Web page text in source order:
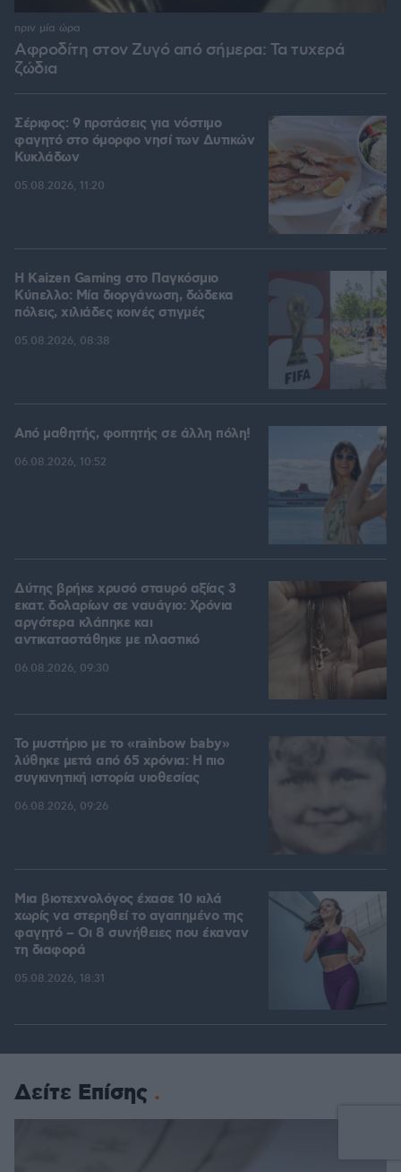
Αφροδίτη στον Ζυγό από σήμερα: Τα τυχερά
ζώδια
πριν μία ώρα
Σέριφος: 9 προτάσεις για νόστιμο
φαγητό στο όμορφο νησί των Δυτικών
Κυκλάδων
05.08.2026, 11:20
H Kaizen Gaming στο Παγκόσμιο
Kύπελλο: Μία διοργάνωση, δώδεκα
πόλεις, χιλιάδες κοινές στιγμές
05.08.2026, 08:38
Από μαθητής, φοιτητής σε άλλη πόλη!
06.08.2026, 10:52
Δύτης βρήκε χρυσό σταυρό αξίας 3
εκατ. δολαρίων σε ναυάγιο: Χρόνια
αργότερα κλάπηκε και
αντικαταστάθηκε με πλαστικό
06.08.2026, 09:30
Το μυστήριο με το «rainbow baby»
λύθηκε μετά από 65 χρόνια: Η πιο
συγκινητική ιστορία υιοθεσίας
06.08.2026, 09:26
Μια βιοτεχνολόγος έχασε 10 κιλά
χωρίς να στερηθεί το αγαπημένο της
φαγητό – Οι 8 συνήθειες που έκαναν
τη διαφορά
05.08.2026, 18:31
Δείτε Επίσης